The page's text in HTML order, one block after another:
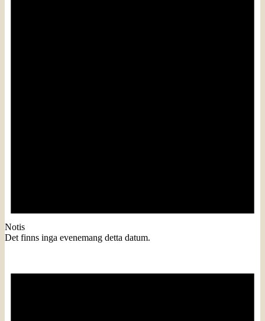
Notis
Det finns inga evenemang detta datum.